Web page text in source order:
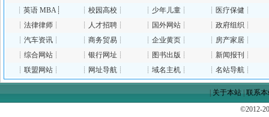
┊ 英语 MBA┊ ┊ 校园高校 ┊ ┊ 少年儿童 ┊ ┊ 医疗保健 ┊
┊ 法律律师┊ ┊ 人才招聘 ┊ ┊ 国外网站 ┊ ┊ 政府组织 ┊
┊ 汽车资讯┊ ┊ 商务贸易 ┊ ┊ 企业黄页 ┊ ┊ 房产家居 ┊
┊ 综合网站┊ ┊ 银行网址 ┊ ┊ 图书出版 ┊ ┊ 新闻报刊 ┊
┊ 联盟网站┊ ┊ 网址导航 ┊ ┊ 域名主机 ┊ ┊ 名站导航 ┊
|关于本站|联系
©2012-